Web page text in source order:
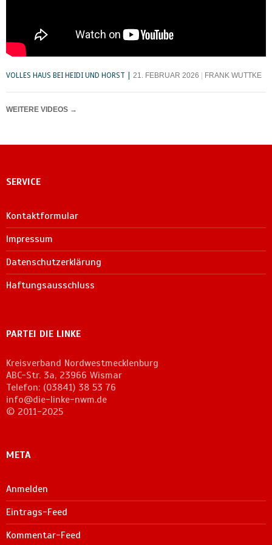
VOLLES HAUS BEI HEIDI UND HORST 21. FEBRUAR 2026 FRANK WUTTKE
WEITERE VIDEOS →
SERVICE
Kontaktformular
Impressum
Datenschutzerklärung
Haftungsausschluss
PARTEI DIE LINKE
Kreisverband Nordwestmecklenburg
ABC-Str. 3a, 23966 Wismar
Telefon: (03841) 38 53 76
info@die-linke-nwm.de
© 2011-2025
META
Anmelden
Eintrags-Feed
Kommentar-Feed